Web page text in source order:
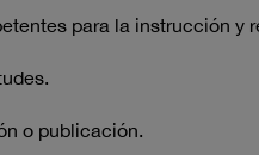
para la instrucción y
o publicación.